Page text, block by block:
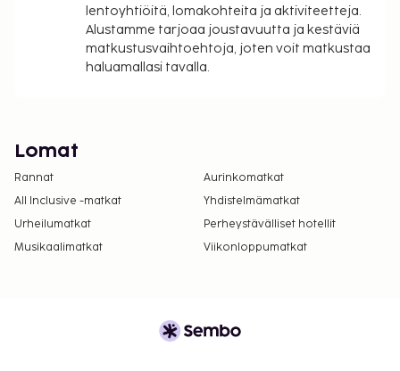
lentoyhtiöitä, lomakohteita ja aktiviteetteja.
Alustamme tarjoaa joustavuutta ja kestäviä
matkustusvaihtoehtoja, joten voit matkustaa
haluamallasi tavalla.
Lomat
Rannat
Aurinkomatkat
All Inclusive -matkat
Yhdistelmämatkat
Urheilumatkat
Perheystävälliset hotellit
Musikaalimatkat
Viikonloppumatkat